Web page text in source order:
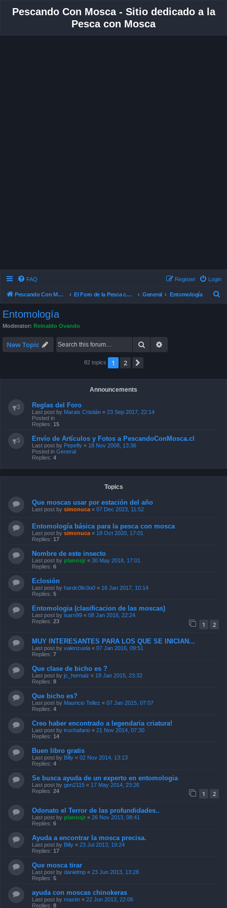
Pescando Con Mosca - Sitio dedicado a la
Pesca con Mosca
FAQ Login
Register
Pescando Con Mosca El Foro de la Pesca con Mosca en Chile General Entomología
Entomología
Moderator: Reinaldo Ovando
New Topic Search
82 topics 1 2
Announcements
Reglas del Foro
Last post by Marais Cristián « 23 Sep 2017, 22:14
Posted in
Replies: 15
Envío de Artículos y Fotos a PescandoConMosca.cl
Last post by Pepefly « 18 Nov 2008, 13:36
Posted in General
Replies: 4
Topics
Que moscas usar por estación del año
Last post by simonuca « 07 Dec 2023, 11:52
Entomología básica para la pesca con mosca
Last post by simonuca « 18 Oct 2020, 17:01
Replies: 17
Nombre de este insecto
Last post by planosjr « 30 May 2018, 17:01
Replies: 6
Eclosión
Last post by hardc0lic0o0 « 16 Jan 2017, 10:14
Replies: 5
Entomologia (clasificacion de las moscas)
Last post by isarn99 « 08 Jan 2016, 22:24
Replies: 23 1 2
MUY INTERESANTES PARA LOS QUE SE INICIAN...
Last post by valenzuela « 07 Jan 2016, 09:51
Replies: 7
Que clase de bicho es ?
Last post by jc_hernaiz « 19 Jan 2015, 23:32
Replies: 8
Que bicho es?
Last post by Mauricio Tellez « 07 Jan 2015, 07:07
Replies: 4
Creo haber encontrado a legendaria criatura!
Last post by truchafario « 21 Nov 2014, 07:30
Replies: 14
Buen libro gratis
Last post by Billy « 02 Nov 2014, 13:13
Replies: 4
Se busca ayuda de un experto en entomologia
Last post by gen2115 « 17 May 2014, 23:26
Replies: 24 1 2
Odonato el Terror de las profundidades..
Last post by planosjr « 26 Nov 2013, 08:41
Replies: 6
Ayuda a encontrar la mosca precisa.
Last post by Billy « 23 Jul 2013, 19:24
Replies: 17
Que mosca tirar
Last post by danielmp « 23 Jun 2013, 13:28
Replies: 5
ayuda con moscas chinokeras
Last post by mastin « 22 Jun 2013, 22:06
Replies: 8